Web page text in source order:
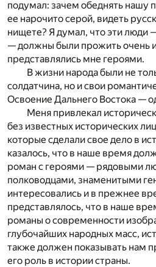
подумал: зачем обеднять нашу
ее нарочито серой, видеть
нищете? Я думал, что эти люди
— должны были прожить очень
представлялись мне героями.
В жизни народа были не
солдатчина, но и свои
Освоение Дальнего Востока —
Меня привлекал
без известных исторических
которые сделали свое дело в
казалось, что в наше время
роман с героями — рядовыми
полководцами, знаменитыми
интересовались и в прежнее
представлялось, что в наше
романы о современности
глубочайших народных масс,
также должен показывать нам
его роль в истории страны.